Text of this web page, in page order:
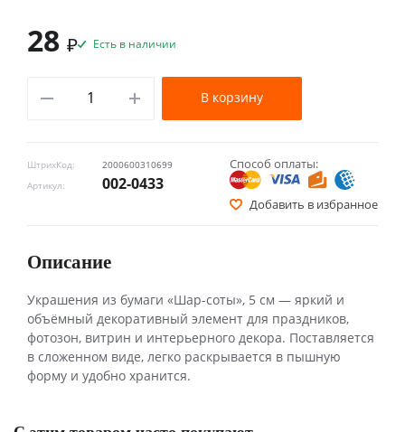
ШтрихКод:
2000600310699
Артикул:
002-0433
Способ оплаты:
Добавить в избранное
28 ₽ Есть в наличии
В корзину
Описание
Украшения из бумаги «Шар-соты», 5 см — яркий и
объёмный декоративный элемент для праздников,
фотозон, витрин и интерьерного декора. Поставляется
в сложенном виде, легко раскрывается в пышную
форму и удобно хранится.